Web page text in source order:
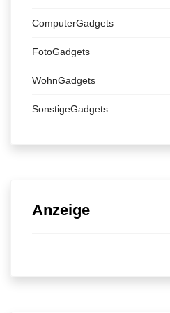
ComputerGadgets
FotoGadgets
WohnGadgets
SonstigeGadgets
Anzeige